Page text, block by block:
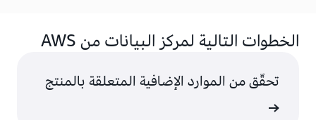
الخطوات التالية لمركز البيانات من AWS
تحقّق من الموارد الإضافية المتعلقة بالمنتج